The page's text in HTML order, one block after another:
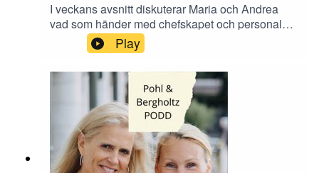
I veckans avsnitt diskuterar Maria och Andrea
vad som händer med chefskapet och personalen
när företaget går igenom en tuff period. Hur leder
man personalen genom en lågkonjunktur? Hur
kan man jobba med sin kommunikation och med
vilken inställning? Konkreta tips till dig som
ledare utlovas!Skicka era tankar och synpunkter
om avsnittet till oss på Instagram @tranahjarnan
och @insightcompetence
Play